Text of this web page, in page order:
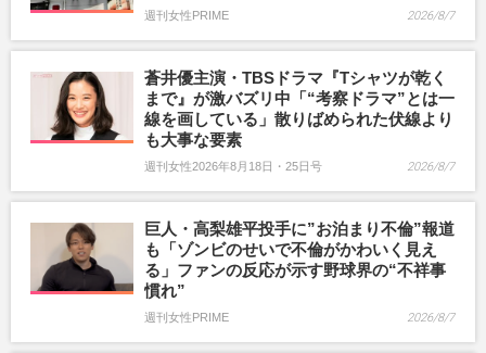
週刊女性PRIME 2026/8/7
蒼井優主演・TBSドラマ『Tシャツが乾く
まで』が激バズリ中「“考察ドラマ”とは一
線を画している」散りばめられた伏線より
も大事な要素
週刊女性2026年8月18日・25日号 2026/8/7
巨人・高梨雄平投手に”お泊まり不倫”報道
も「ゾンビのせいで不倫がかわいく見え
る」ファンの反応が示す野球界の“不祥事
慣れ”
週刊女性PRIME 2026/8/7